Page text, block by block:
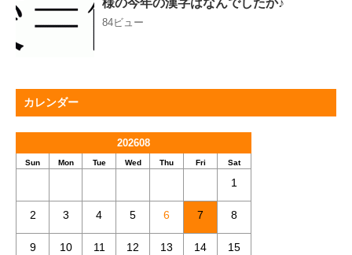
様の今年の漢字はなんでしたか♪
84ビュー
カレンダー
202608
Sun Mon Tue Wed Thu Fri Sat
1
2 3 4 5 6 7 8
9 10 11 12 13 14 15